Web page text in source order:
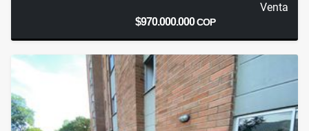
Venta
$970.000.000COP